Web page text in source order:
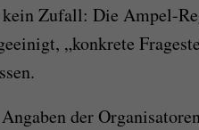
Zufall: Die Ampel-
„konkrete
der